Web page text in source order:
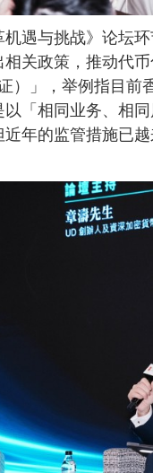
遇与挑战》论坛
关政策，推动代
）」，举例指目
「相同业务、相
年的监管措施已越